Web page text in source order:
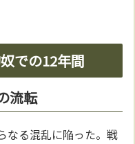
での12年間
流転
なる混乱に陥った。戦